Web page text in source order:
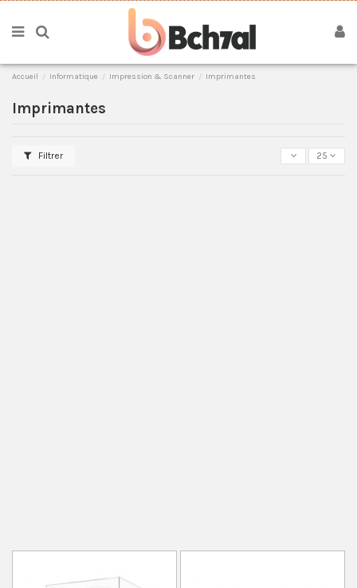
Accueil Informatique Impression & Scanner Imprimantes
Imprimantes
Filtrer 25